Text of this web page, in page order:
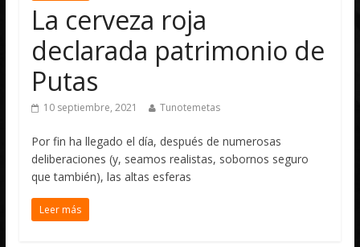
La cerveza roja
declarada patrimonio de
Putas
10 septiembre, 2021 Tunotemetas
Por fin ha llegado el día, después de numerosas
deliberaciones (y, seamos realistas, sobornos seguro
que también), las altas esferas
Leer más